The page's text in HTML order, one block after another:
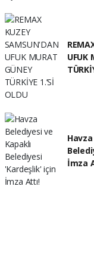
UFUK
İmza